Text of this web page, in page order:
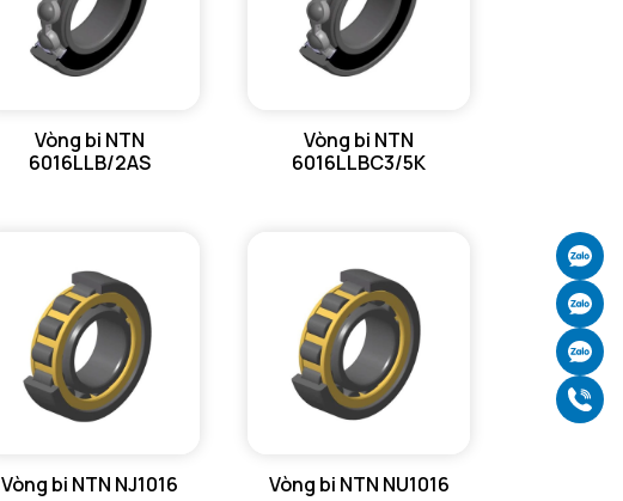
Vòng bi NTN
6016LLB/2AS
Vòng bi NTN
6016LLBC3/5K
Vòng bi NTN NJ1016 Vòng bi NTN NU1016